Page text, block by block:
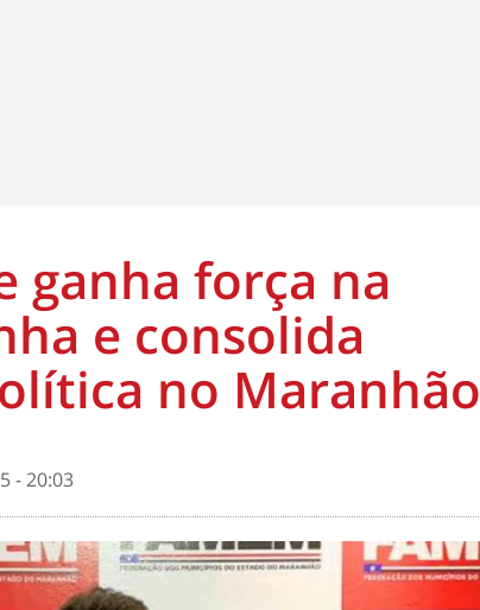
ganha força na
e consolida
no Maranhão
- 20:03